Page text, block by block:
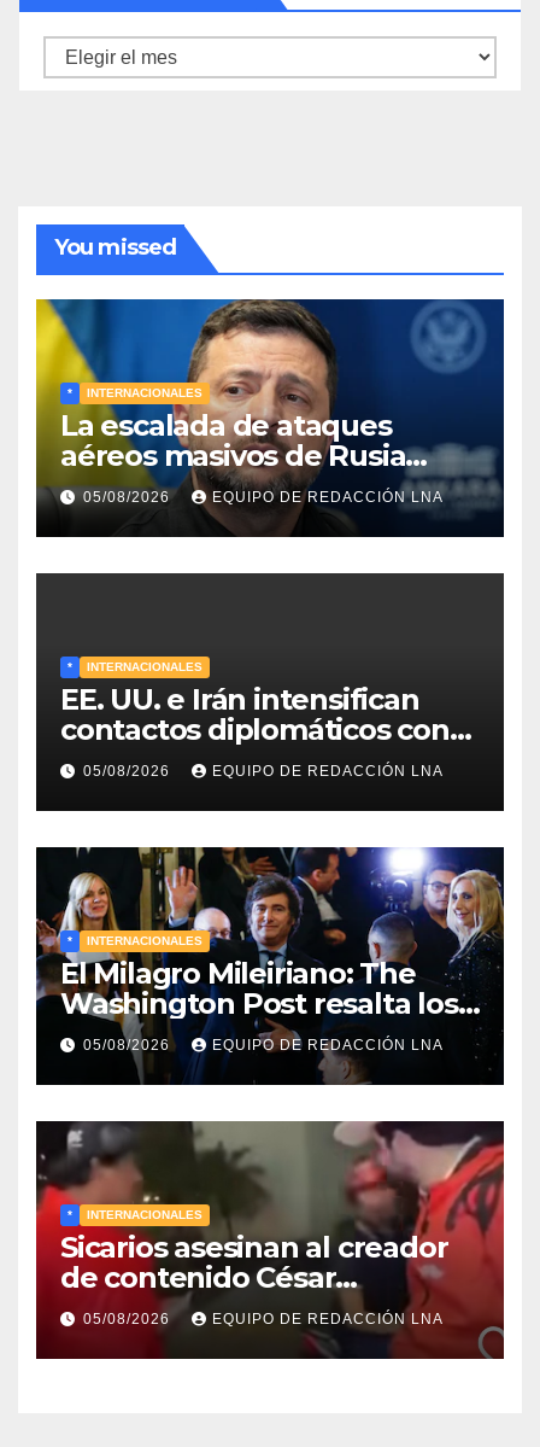
Archivo
You missed
* INTERNACIONALES
La escalada de ataques
aéreos masivos de Rusia
sobre Kiev y centros
energéticos eleva la tensión
en el conflicto ucraniano
05/08/2026 EQUIPO DE REDACCIÓN LNA
* INTERNACIONALES
EE. UU. e Irán intensifican
contactos diplomáticos con
la mediación de Omán para
reabrir el estrecho de Ormuz
05/08/2026 EQUIPO DE REDACCIÓN LNA
* INTERNACIONALES
El Milagro Mileiriano: The
Washington Post resalta los
resultados de la economía de
Milei y lo califica como «El
renacimiento de Argentina
continúa»
05/08/2026 EQUIPO DE REDACCIÓN LNA
* INTERNACIONALES
Sicarios asesinan al creador
de contenido César
Gastélum durante una
transmisión en vivo
05/08/2026 EQUIPO DE REDACCIÓN LNA